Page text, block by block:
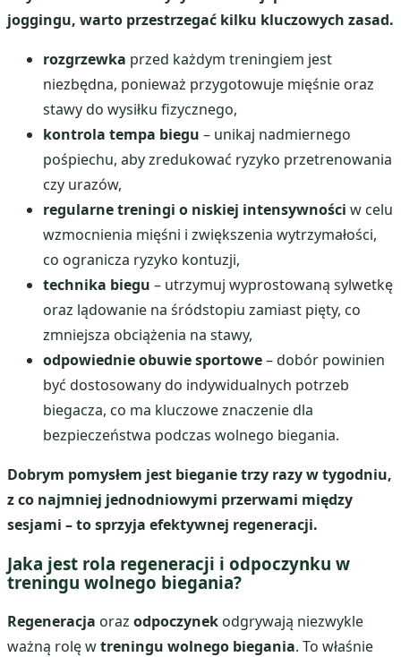
joggingu, warto przestrzegać kilku kluczowych zasad.
rozgrzewka przed każdym treningiem jest
niezbędna, ponieważ przygotowuje mięśnie oraz
stawy do wysiłku fizycznego,
kontrola tempa biegu – unikaj nadmiernego
pośpiechu, aby zredukować ryzyko przetrenowania
czy urazów,
regularne treningi o niskiej intensywności w celu
wzmocnienia mięśni i zwiększenia wytrzymałości,
co ogranicza ryzyko kontuzji,
technika biegu – utrzymuj wyprostowaną sylwetkę
oraz lądowanie na śródstopiu zamiast pięty, co
zmniejsza obciążenia na stawy,
odpowiednie obuwie sportowe– dobór powinien
być dostosowany do indywidualnych potrzeb
biegacza, co ma kluczowe znaczenie dla
bezpieczeństwa podczas wolnego biegania.
Dobrym pomysłem jest bieganie trzy razy w tygodniu,
z co najmniej jednodniowymi przerwami między
sesjami – to sprzyja efektywnej regeneracji.
Jaka jest rola regeneracji i odpoczynku w
treningu wolnego biegania?
Regeneracja oraz odpoczynek odgrywają niezwykle
ważną rolę wtreningu wolnego biegania. To właśnie